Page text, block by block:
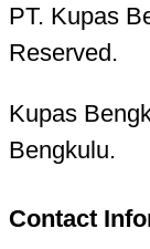
PT. Kupas
Reserved.
Kupas
Bengkulu.
Contact